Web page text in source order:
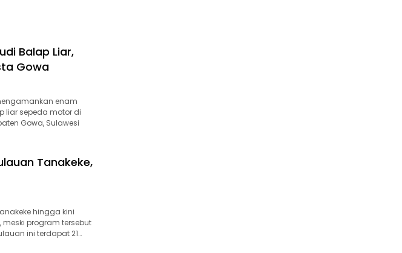
Balap Liar,
Gowa
enam
liar sepeda motor di
Gowa, Sulawesi
Tanakeke,
hingga kini
meski program tersebut
ini terdapat 21…